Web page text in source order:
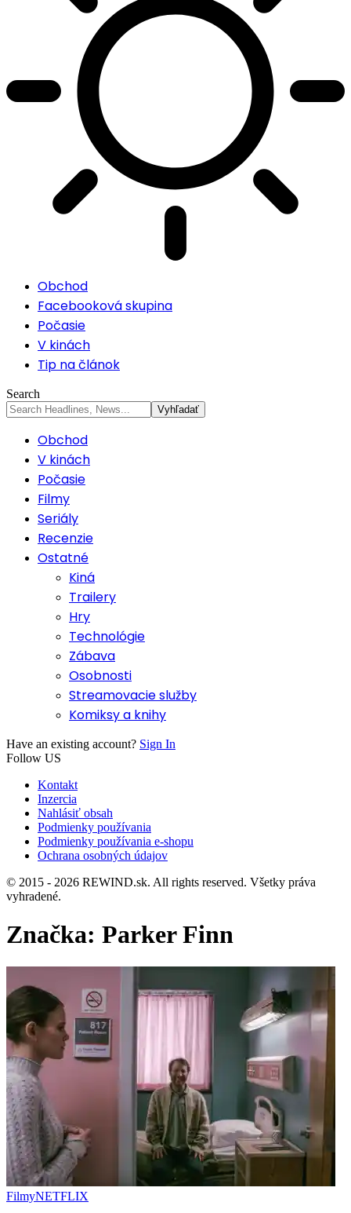
Obchod
Facebooková skupina
Počasie
V kinách
Tip na článok
Search
Obchod
V kinách
Počasie
Filmy
Seriály
Recenzie
Ostatné
Kiná
Trailery
Hry
Technológie
Zábava
Osobnosti
Streamovacie služby
Komiksy a knihy
Have an existing account? Sign In
Follow US
Kontakt
Inzercia
Nahlásiť obsah
Podmienky používania
Podmienky používania e-shopu
Ochrana osobných údajov
© 2015 - 2026 REWIND.sk. All rights reserved. Všetky práva
vyhradené.
Značka: Parker Finn
FilmyNETFLIX